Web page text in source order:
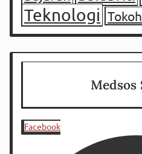
Teknologi Tokoh
Medsos
Facebook